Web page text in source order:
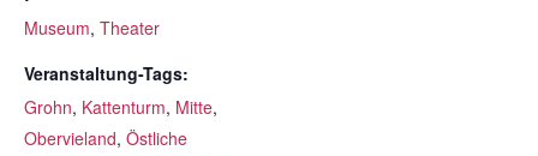
Museum, Theater
Veranstaltung-Tags:
Grohn, Kattenturm, Mitte,
Obervieland, Östliche